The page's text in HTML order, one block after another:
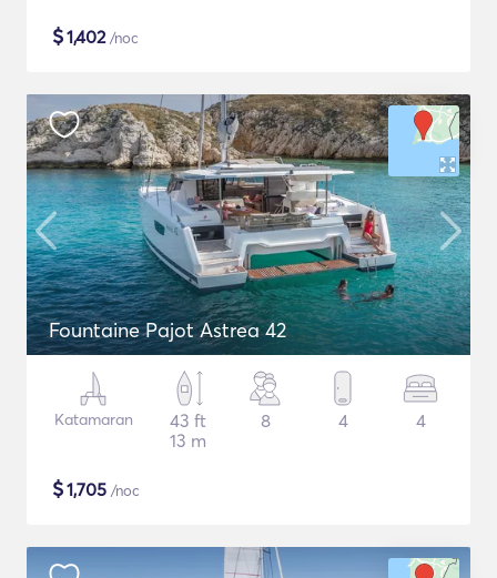
$1,402/noc
Fountaine Pajot Astrea 42
Katamaran
43 ft
13 m
8 4 4
$1,705 /noc